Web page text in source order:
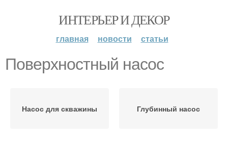
ИНТЕРЬЕР И ДЕКОР
главная новости статьи
Поверхностный насос
Насос для скважины Глубинный насос